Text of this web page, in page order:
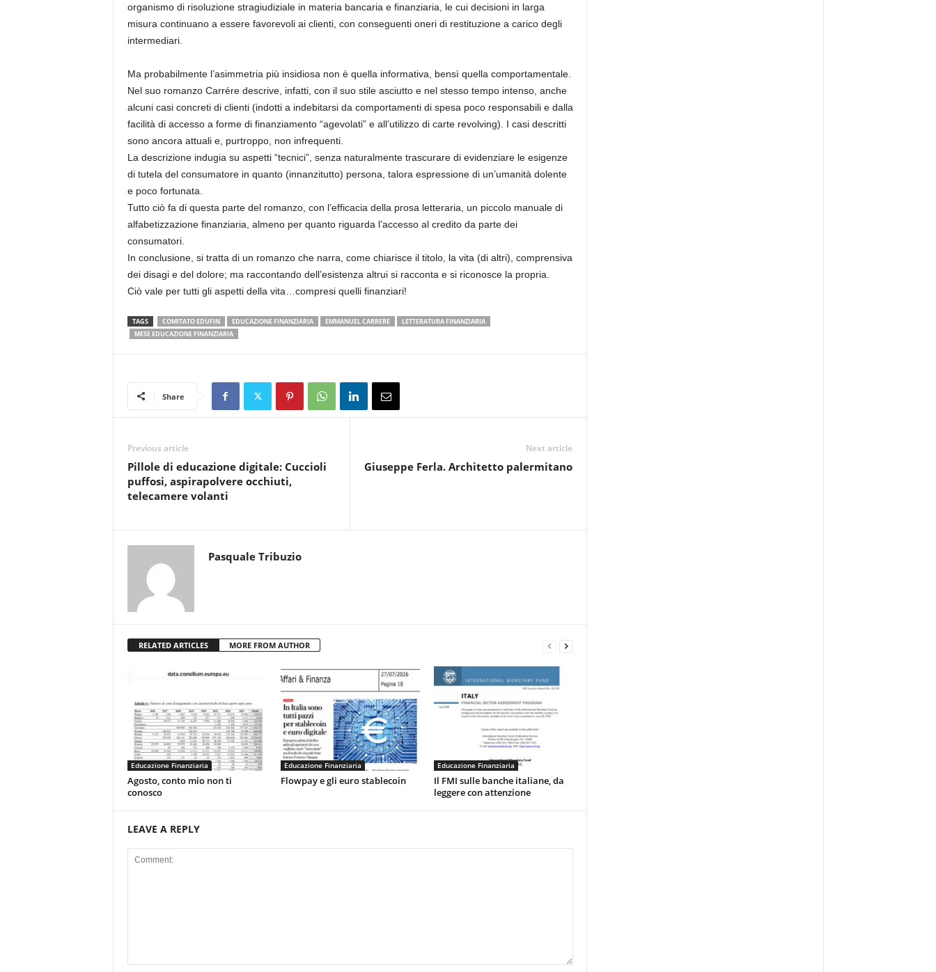
organismo di risoluzione stragiudiziale in materia bancaria e finanziaria, le cui decisioni in larga
misura continuano a essere favorevoli ai clienti, con conseguenti oneri di restituzione a carico degli
intermediari.
Ma probabilmente l’asimmetria più insidiosa non è quella informativa, bensì quella comportamentale.
Nel suo romanzo Carrére descrive, infatti, con il suo stile asciutto e nel stesso tempo intenso, anche
alcuni casi concreti di clienti (indotti a indebitarsi da comportamenti di spesa poco responsabili e dalla
facilità di accesso a forme di finanziamento “agevolati” e all’utilizzo di carte revolving). I casi descritti
sono ancora attuali e, purtroppo, non infrequenti.
La descrizione indugia su aspetti “tecnici”, senza naturalmente trascurare di evidenziare le esigenze
di tutela del consumatore in quanto (innanzitutto) persona, talora espressione di un’umanità dolente
e poco fortunata.
Tutto ciò fa di questa parte del romanzo, con l’efficacia della prosa letteraria, un piccolo manuale di
alfabetizzazione finanziaria, almeno per quanto riguarda l’accesso al credito da parte dei
consumatori.
In conclusione, si tratta di un romanzo che narra, come chiarisce il titolo, la vita (di altri), comprensiva
dei disagi e del dolore; ma raccontando dell’esistenza altrui si racconta e si riconosce la propria.
Ciò vale per tutti gli aspetti della vita…compresi quelli finanziari!
TAGS COMITATO EDUFIN EDUCAZIONE FINANZIARIA EMMANUEL CARRERE
LETTERATURA FINANZIARIA
MESE EDUCAZIONE FINANZIARIA
Share
Previous article
Pillole di educazione digitale: Cuccioli
puffosi, aspirapolvere occhiuti,
telecamere volanti
Next article
Giuseppe Ferla. Architetto palermitano
Pasquale Tribuzio
RELATED ARTICLES MORE FROM AUTHOR
Educazione Finanziaria
Agosto, conto mio non ti
conosco
Educazione Finanziaria
Flowpay e gli euro stablecoin
Educazione Finanziaria
Il FMI sulle banche italiane, da
leggere con attenzione
LEAVE A REPLY